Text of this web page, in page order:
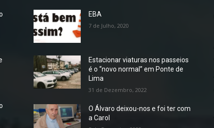
EBA
7 de Julho, 2020
Estacionar viaturas nos passeios
é o “novo normal” em Ponte de
Lima
31 de Dezembro, 2022
O Álvaro deixou-nos e foi ter com
a Carol